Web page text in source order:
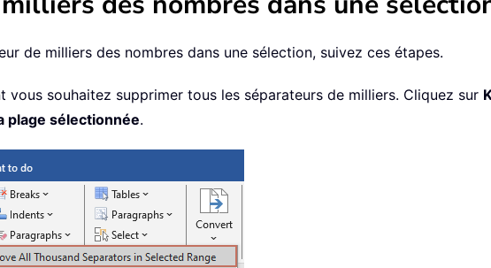
de milliers des nombres dans une sélection, suivez ces étapes.
vous souhaitez supprimer tous les séparateurs de milliers. Cliquez sur
plage sélectionnée.